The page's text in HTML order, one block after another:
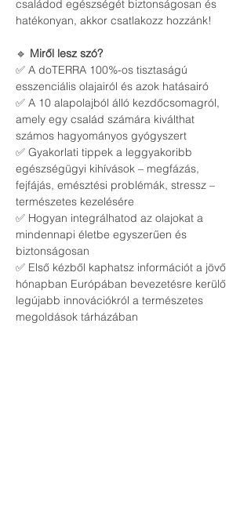
családod egészségét biztonságosan és
hatékonyan, akkor csatlakozz hozzánk!
🔹 Miről lesz szó?
✅ A doTERRA 100%-os tisztaságú
esszenciális olajairól és azok hatásairó
✅ A 10 alapolajból álló kezdőcsomagról,
amely egy család számára kiválthat
számos hagyományos gyógyszert
✅ Gyakorlati tippek a leggyakoribb
egészségügyi kihívások – megfázás,
fejfájás, emésztési problémák, stressz –
természetes kezelésére
✅ Hogyan integrálhatod az olajokat a
mindennapi életbe egyszerűen és
biztonságosan
✅ Első kézből kaphatsz információt a jövő
hónapban Európában bevezetésre kerülő
legújabb innovációkról a természetes
megoldások tárházában